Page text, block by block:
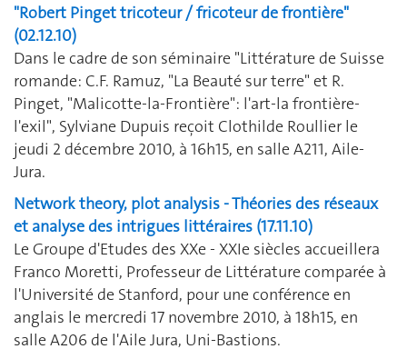
"Robert Pinget tricoteur / fricoteur de frontière"
(02.12.10)
Dans le cadre de son séminaire "Littérature de Suisse
romande: C.F. Ramuz, "La Beauté sur terre" et R.
Pinget, "Malicotte-la-Frontière": l'art-la frontière-
l'exil", Sylviane Dupuis reçoit Clothilde Roullier le
jeudi 2 décembre 2010, à 16h15, en salle A211, Aile-
Jura.
Network theory, plot analysis - Théories des réseaux
et analyse des intrigues littéraires (17.11.10)
Le Groupe d'Etudes des XXe - XXIe siècles accueillera
Franco Moretti, Professeur de Littérature comparée à
l'Université de Stanford, pour une conférence en
anglais le mercredi 17 novembre 2010, à 18h15, en
salle A206 de l'Aile Jura, Uni-Bastions.